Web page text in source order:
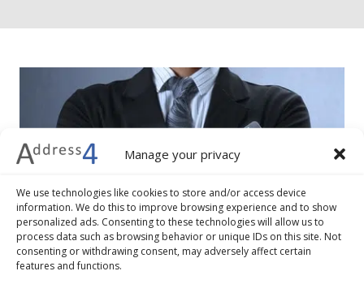
Manage your privacy
We use technologies like cookies to store and/or access device
information. We do this to improve browsing experience and to show
personalized ads. Consenting to these technologies will allow us to
process data such as browsing behavior or unique IDs on this site. Not
consenting or withdrawing consent, may adversely affect certain
features and functions.